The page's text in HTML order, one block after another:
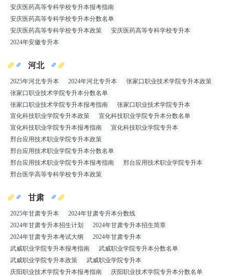
安庆医药高等专科学校专升本报考指南
安庆医药高等专科学校专升本分数名单
安庆医药高等专科学校专升本政策
安庆医药高等专科学校专升本
2024年安徽专升本
河北
2025年河北专升本 2024年河北专升本
张家口职业技术学院专升本政策
张家口职业技术学院专升本分数名单
张家口职业技术学院专升本报考指南
张家口职业技术学院专升本
宣化科技职业学院专升本政策
宣化科技职业学院专升本分数名单
宣化科技职业学院专升本报考指南
宣化科技职业学院专升本
邢台应用技术职业学院专升本政策
邢台应用技术职业学院专升本分数名单
邢台应用技术职业学院专升本报考指南
邢台应用技术职业学院专升本
邢台医学高等专科学校专升本政策
甘肃
2025年甘肃专升本
2024年甘肃专升本分数线
2024年甘肃专升本招生计划
2024年甘肃专升本招生简章
2024年甘肃专升本考试大纲
2024年甘肃专升本
武威职业学院专升本报考指南
武威职业学院专升本分数名单
武威职业学院专升本政策
武威职业学院专升本
庆阳职业技术学院专升本报考指南
庆阳职业技术学院专升本分数名单